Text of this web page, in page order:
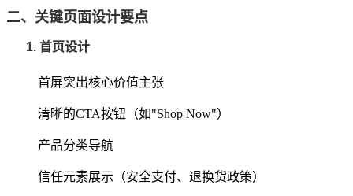
二、关键页面设计要点
1. 首页设计
首屏突出核心价值主张
清晰的CTA按钮（如"Shop Now"）
产品分类导航
信任元素展示（安全支付、退换货政策）